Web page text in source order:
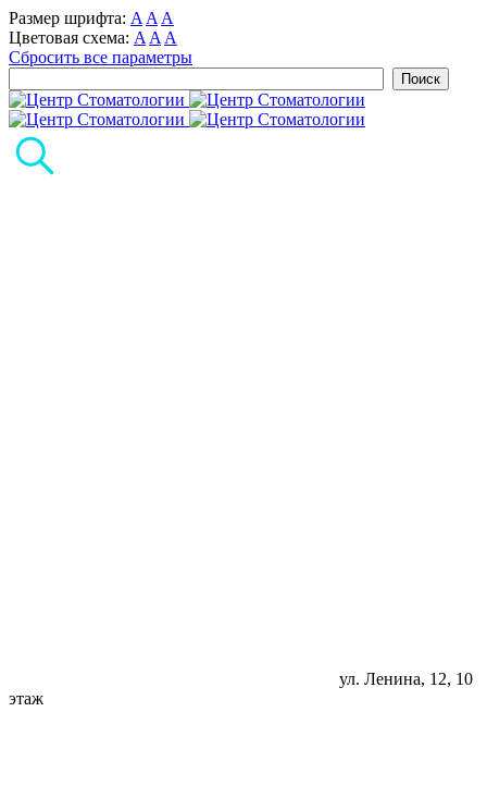
Размер шрифта: A A A
Цветовая схема: A A A
Сбросить все параметры
ул. Ленина, 12, 10
этаж